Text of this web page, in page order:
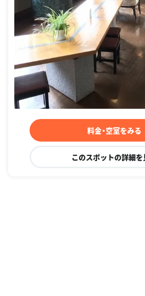
料金・空室をみる
このスポットの詳細を